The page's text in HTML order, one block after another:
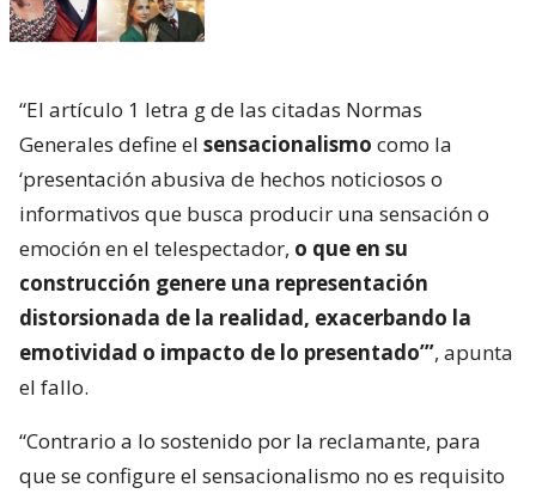
“El artículo 1 letra g de las citadas Normas
Generales define el sensacionalismo como la
‘presentación abusiva de hechos noticiosos o
informativos que busca producir una sensación o
emoción en el telespectador, o que en su
construcción genere una representación
distorsionada de la realidad, exacerbando la
emotividad o impacto de lo presentado’”, apunta
el fallo.
“Contrario a lo sostenido por la reclamante, para
que se configure el sensacionalismo no es requisito